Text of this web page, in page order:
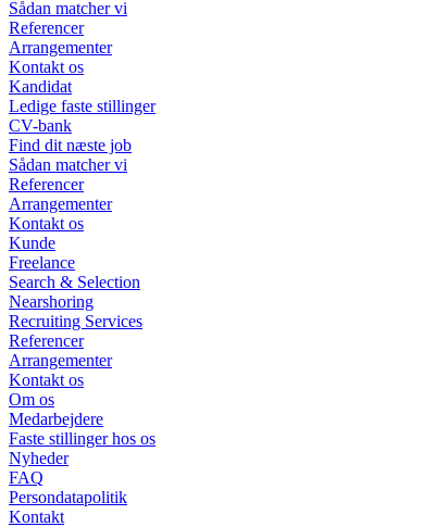
Sådan matcher vi
Referencer
Arrangementer
Kontakt os
Kandidat
Ledige faste stillinger
CV-bank
Find dit næste job
Sådan matcher vi
Referencer
Arrangementer
Kontakt os
Kunde
Freelance
Search & Selection
Nearshoring
Recruiting Services
Referencer
Arrangementer
Kontakt os
Om os
Medarbejdere
Faste stillinger hos os
Nyheder
FAQ
Persondatapolitik
Kontakt